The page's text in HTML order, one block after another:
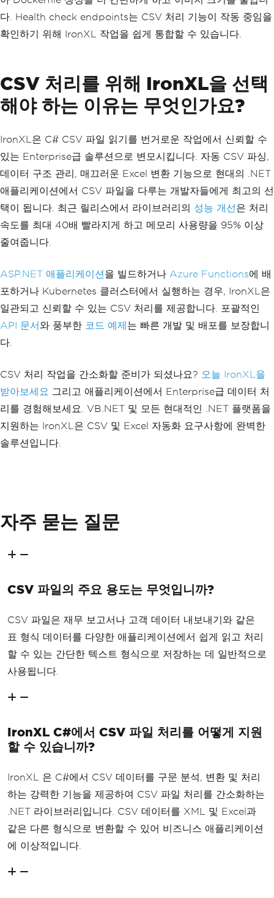
                _logger
.LogInformation
( $
"Processed {filePath}: {processedRec
catch
Exception ex)
{
                _logger
LogError(
"Fai
led to process {filePath}: {ex.Messag
                results
.Add(new
FileRe
{
FileName
= filePat
Success
= false,
Error
= ex
Message
}
{
FileResults
= results ,
watch.ElapsedMilliseconds ,
SuccessRate
= ( decimal )res
}
}
다. Health check endpoints는 CSV 처리 기능이 작동 중임을
확인하기 위해 IronXL 작업을 쉽게 통합할 수 있습니다.
CSV 처리를 위해 IronXL을 선택
해야 하는 이유는 무엇인가요?
IronXL은 C# CSV 파일 읽기를 번거로운 작업에서 신뢰할 수
있는 Enterprise급 솔루션으로 변모시킵니다. 자동 CSV 파싱,
데이터 구조 관리, 매끄러운 Excel 변환 기능으로 현대의 .NET
애플리케이션에서 CSV 파일을 다루는 개발자들에게 최고의 선
택이 됩니다. 최근 릴리스에서 라이브러리의 성능 개선 은 처리
속도를 최대 40배 빨라지게 하고 메모리 사용량을 95% 이상
줄여줍니다.
ASP.NET 애플리케이션 을 빌드하거나 Azure Functions에 배
포하거나 Kubernetes 클러스터에서 실행하는 경우, IronXL은
일관되고 신뢰할 수 있는 CSV 처리를 제공합니다. 포괄적인
API 문서 와 풍부한 코드 예제 는 빠른 개발 및 배포를 보장합니
다.
CSV 처리 작업을 간소화할 준비가 되셨나요? 오늘 IronXL을
받아보세요 그리고 애플리케이션에서 Enterprise급 데이터 처
리를 경험해보세요. VB.NET 및 모든 현대적인 .NET 플랫폼을
지원하는 IronXL은 CSV 및 Excel 자동화 요구사항에 완벽한
솔루션입니다.
자주 묻는 질문
CSV 파일의 주요 용도는 무엇입니까?
CSV 파일은 재무 보고서나 고객 데이터 내보내기와 같은
표 형식 데이터를 다양한 애플리케이션에서 쉽게 읽고 처리
할 수 있는 간단한 텍스트 형식으로 저장하는 데 일반적으로
사용됩니다.
IronXL C#에서 CSV 파일 처리를 어떻게 지원
할 수 있습니까?
IronXL 은 C#에서 CSV 데이터를 구문 분석, 변환 및 처리
하는 강력한 기능을 제공하여 CSV 파일 처리를 간소화하는
.NET 라이브러리입니다. CSV 데이터를 XML 및 Excel과
같은 다른 형식으로 변환할 수 있어 비즈니스 애플리케이션
에 이상적입니다.